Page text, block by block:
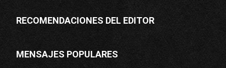
RECOMENDACIONES DEL EDITOR
MENSAJES POPULARES